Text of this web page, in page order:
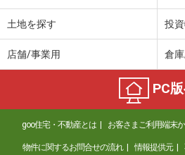
土地を探す 投
店舗/事業用 倉
PC
goo住宅・不動産とは お客さまご利用端末
物件に関するお問合せの流れ 情報提供元